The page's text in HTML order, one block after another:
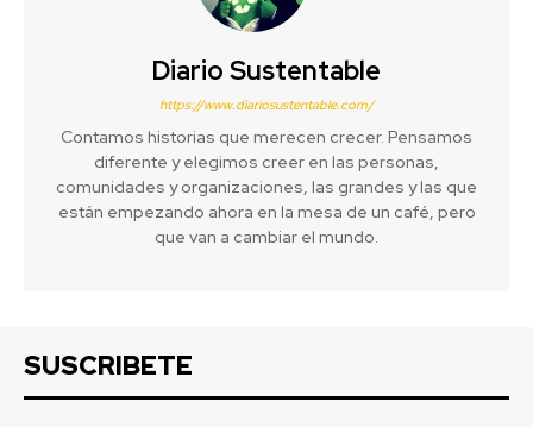
Diario Sustentable
https://www.diariosustentable.com/
Contamos historias que merecen crecer. Pensamos
diferente y elegimos creer en las personas,
comunidades y organizaciones, las grandes y las que
están empezando ahora en la mesa de un café, pero
que van a cambiar el mundo.
SUSCRIBETE